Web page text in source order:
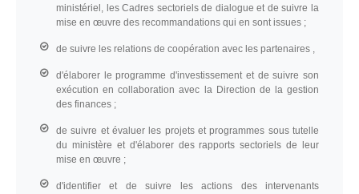
ministériel, les Cadres sectoriels de dialogue et de suivre la
mise en œuvre des recommandations qui en sont issues ;
de suivre les relations de coopération avec les partenaires ,
d'élaborer le programme d'investissement et de suivre son
exécution en collaboration avec la Direction de la gestion
des finances ;
de suivre et évaluer les projets et programmes sous tutelle
du ministère et d'élaborer des rapports sectoriels de leur
mise en œuvre ;
d'identifier et de suivre les actions des intervenants